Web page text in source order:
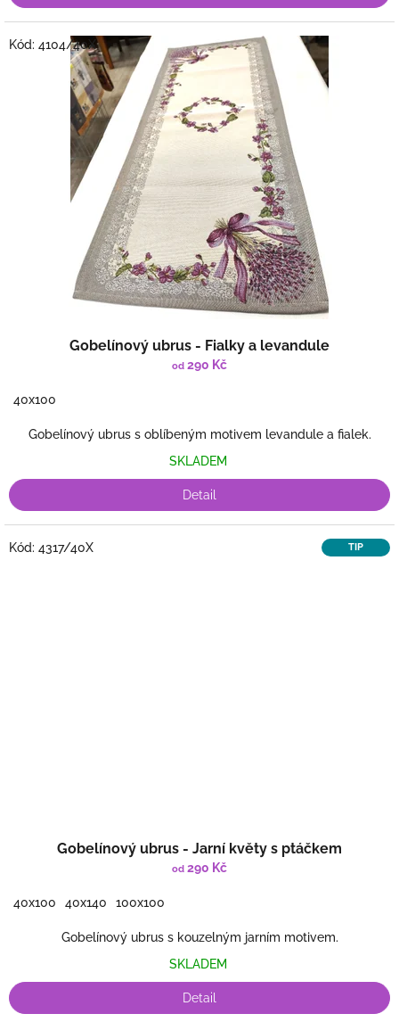
Gobelínový ubrus - Fialky a levandule
od 290 Kč
40x100
Gobelínový ubrus s oblíbeným motivem levandule a fialek.
SKLADEM
Detail
Kód: 4104/40X
TIP
Gobelínový ubrus - Jarní květy s ptáčkem
od 290 Kč
40x100 40x140 100x100
Gobelínový ubrus s kouzelným jarním motivem.
SKLADEM
Detail
Kód: 4317/40X